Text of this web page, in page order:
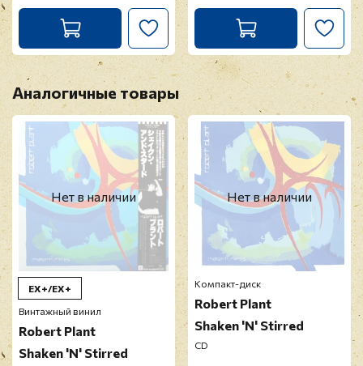
Аналогичные товары
Нет в наличии
EX+/EX+
Винтажный винил
Robert Plant
Shaken 'N' Stirred
Нет в наличии
Компакт-диск
Robert Plant
Shaken 'N' Stirred
CD